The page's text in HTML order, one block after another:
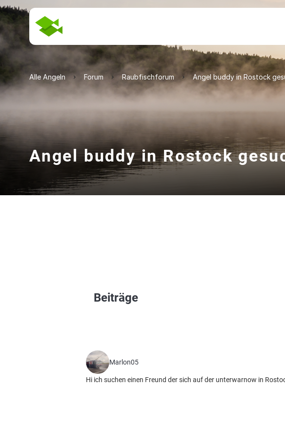
Alle Angeln Forum Raubfischforum Angel buddy in Rostock
Angel buddy in Rostock
Beiträge
Marlon05
Hi ich suchen einen Freund der sich auf der unterwarnow in